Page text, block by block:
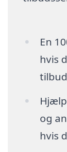
En
hvis
og
hvis